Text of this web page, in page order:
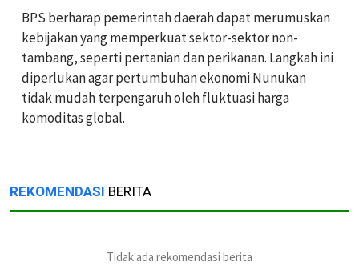
BPS berharap pemerintah daerah dapat merumuskan
kebijakan yang memperkuat sektor-sektor non-
tambang, seperti pertanian dan perikanan. Langkah ini
diperlukan agar pertumbuhan ekonomi Nunukan
tidak mudah terpengaruh oleh fluktuasi harga
komoditas global.
REKOMENDASI BERITA
Tidak ada rekomendasi berita